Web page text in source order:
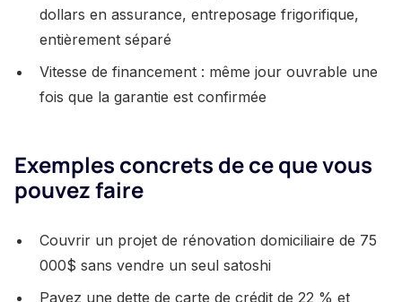
dollars en assurance, entreposage frigorifique,
entièrement séparé
Vitesse de financement : même jour ouvrable une
fois que la garantie est confirmée
Exemples concrets de ce que vous
pouvez faire
Couvrir un projet de rénovation domiciliaire de 75
000$ sans vendre un seul satoshi
Payez une dette de carte de crédit de 22 % et